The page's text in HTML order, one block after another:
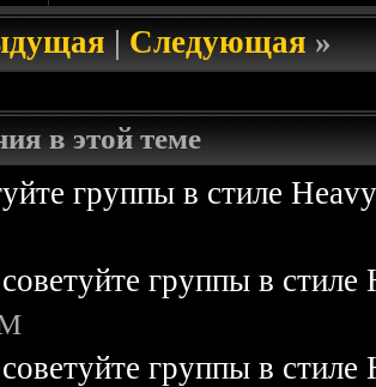
|Следующая»
в этой теме
группы в стиле
группы в стиле
группы в стиле